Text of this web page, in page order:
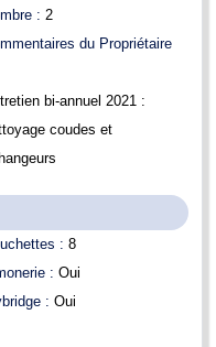
: 2
du Propriétaire
bi-annuel 2021 :
coudes et
: 8
: Oui
: Oui